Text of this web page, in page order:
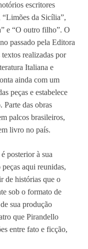
escritores
da Sicília”,
e “O outro filho”. O
passado pela Editora
realizadas por
Italiana e
ainda com um
peças e estabelece
Parte das obras
palcos brasileiros,
livro no país.
posterior à sua
aqui reunidas,
de histórias que o
sob o formato de
sua produção
que Pirandello
entre fato e ficção,